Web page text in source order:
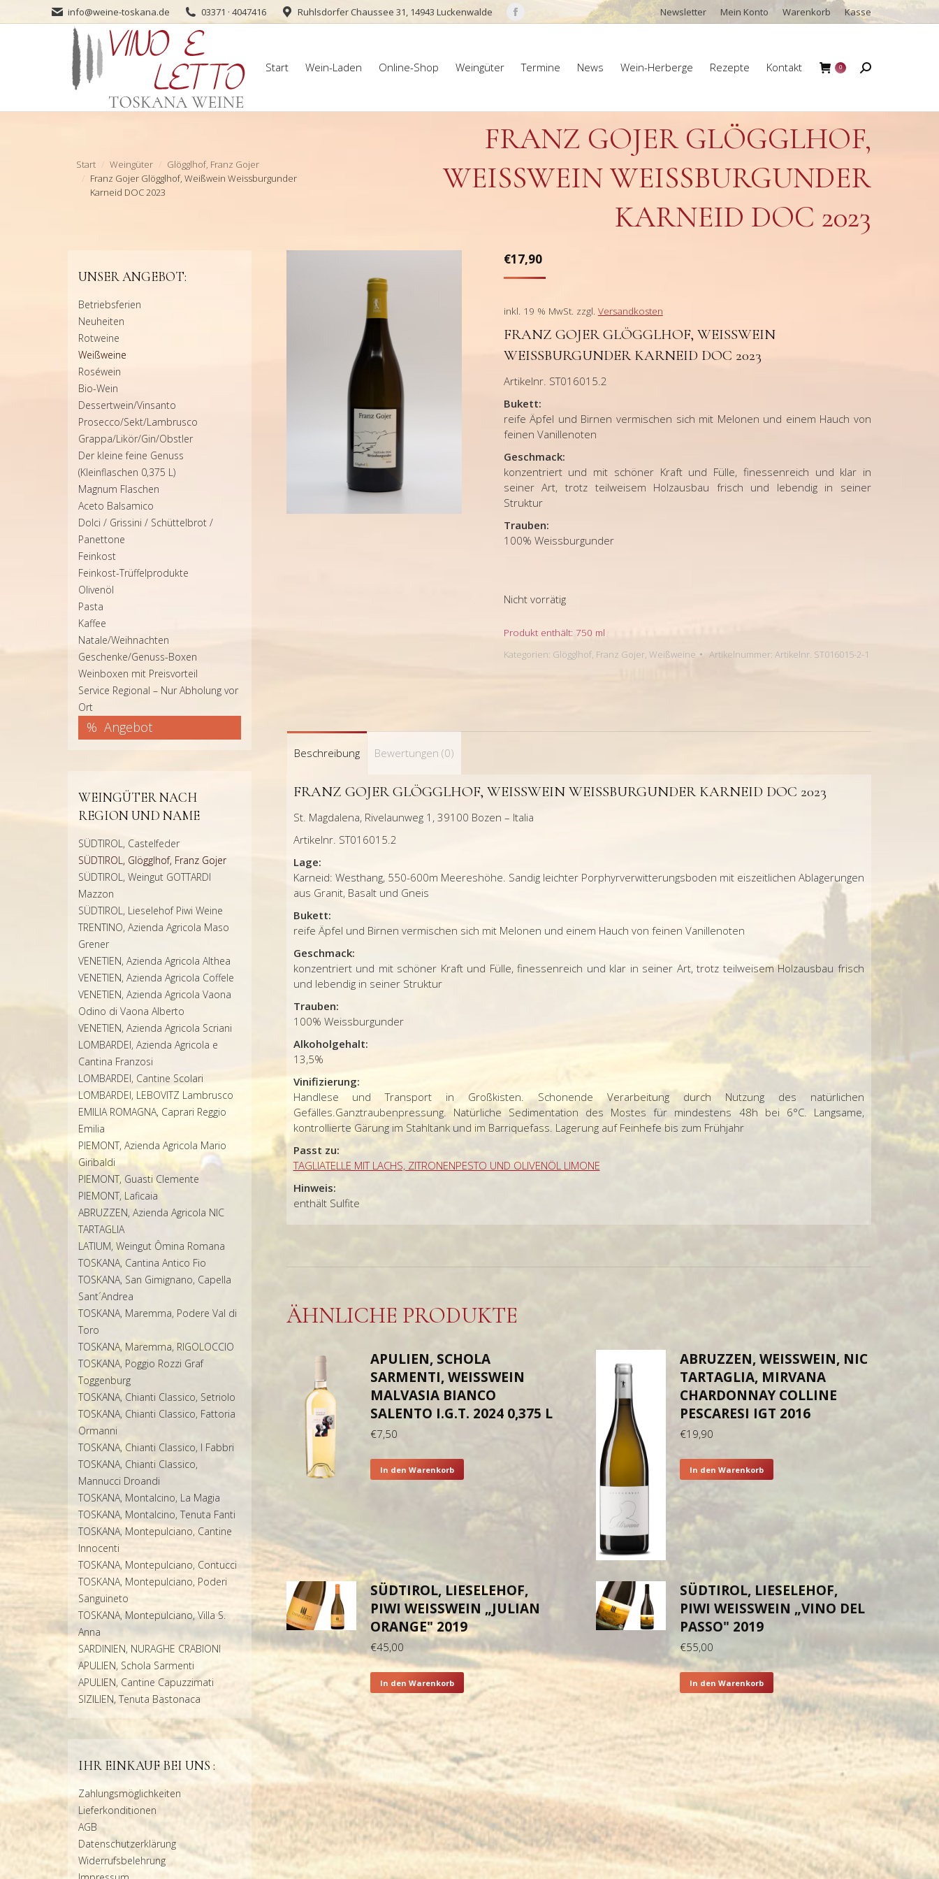
info@weine-toskana.de 03371 · 4047416 Ruhlsdorfer Chaussee 31, 14943 Luckenwalde
Facebook
window
Newsletter Mein Konto Warenkorb Kasse
Start Wein-Laden Online-Shop Weingüter Termine News Wein-Herberge Rezepte Kontakt 0 Search:
Sie befinden sich hier:
Start Weingüter
Glögglhof, Franz Gojer
Franz Gojer Glögglhof, Weißwein Weissburgunder
Karneid DOC 2023
FRANZ GOJER GLÖGGLHOF,
WEISSWEIN WEISSBURGUNDER K
ARNEID DOC 2023
€17,90
inkl. 19 % MwSt. zzgl. Versandkosten
FRANZ GOJER GLÖGGLHOF, WEISSWEIN W
EISSBURGUNDER KARNEID DOC 2023
Artikelnr. ST016015.2
Bukett:
reife Äpfel und Birnen vermischen sich mit Melonen und einem Hauch von
feinen Vanillenoten
Geschmack:
konzentriert und mit schöner Kraft und Fülle, finessenreich und klar in
seiner Art, trotz teilweisem Holzausbau frisch und lebendig in seiner
Struktur
Trauben:
100% Weissburgunder
Nicht vorrätig
Produkt enthält: 750 ml
Kategorien: Glögglhof, Franz Gojer, Weißweine Artikelnummer: Artikelnr. ST016015-2-1
Beschreibung Bewertungen (0)
FRANZ GOJER GLÖGGLHOF, WEISSWEIN WEISSBURGUNDER KARNEID DOC 2023
St. Magdalena, Rivelaunweg 1, 39100 Bozen – Italia
Artikelnr. ST016015.2
Lage:
Karneid: Westhang, 550-600m Meereshöhe. Sandig leichter Porphyrverwitterungsboden mit eiszeitlichen Ablagerungen
aus Granit, Basalt und Gneis
Bukett:
reife Äpfel und Birnen vermischen sich mit Melonen und einem Hauch von feinen Vanillenoten
Geschmack:
konzentriert und mit schöner Kraft und Fülle,finessenreich und klar in seiner Art, trotz teilweisem Holzausbau frisch
und lebendig in seiner Struktur
Trauben:
100% Weissburgunder
Alkoholgehalt:
13,5%
Vinifizierung:
Handlese undTransport in Großkisten. Schonende Verarbeitung durch Nutzung des natürlichen
Gefälles.Ganztraubenpressung. Natürliche Sedimentation des Mostesfür mindestens 48h bei 6°C. Langsame,
kontrollierte Gärung im Stahltank und im Barriquefass. Lagerung auf Feinhefe bis zum Frühjahr
Passt zu:
TAGLIATELLE MIT LACHS, ZITRONENPESTO UND OLIVENÖL LIMONE
Hinweis:
enthält Sulfite
ÄHNLICHE PRODUKTE
APULIEN, SCHOLA
SARMENTI, WEISSWEIN M
ALVASIA BIANCO S
ALENTO I.G.T. 2024 0,375 L
€7,50
In den Warenkorb
ABRUZZEN, WEISSWEIN, NIC T
ARTAGLIA, MIRVANA C
HARDONNAY COLLINE P
ESCARESI IGT 2016
€19,90
In den Warenkorb
SÜDTIROL, LIESELEHOF,
PIWI WEISSWEIN „JULIAN O
RANGE" 2019
€45,00
In den Warenkorb
SÜDTIROL, LIESELEHOF,
PIWI WEISSWEIN „VINO DEL P
ASSO" 2019
€55,00
In den Warenkorb
UNSER ANGEBOT:
Betriebsferien
Neuheiten
Rotweine
Weißweine
Roséwein
Bio-Wein
Dessertwein/Vinsanto
Prosecco/Sekt/Lambrusco
Grappa/Likör/Gin/Obstler
Der kleine feine Genuss
(Kleinflaschen 0,375 L)
Magnum Flaschen
Aceto Balsamico
Dolci / Grissini / Schüttelbrot /
Panettone
Feinkost
Feinkost-Trüffelprodukte
Olivenöl
Pasta
Kaffee
Natale/Weihnachten
Geschenke/Genuss-Boxen
Weinboxen mit Preisvorteil
Service Regional – Nur Abholung vor
Ort
Angebot
WEINGÜTER NACH
REGION UND NAME
SÜDTIROL, Castelfeder
SÜDTIROL, Glögglhof, Franz Gojer
SÜDTIROL, Weingut GOTTARDI
Mazzon
SÜDTIROL, Lieselehof Piwi Weine
TRENTINO, Azienda Agricola Maso
Grener
VENETIEN, Azienda Agricola Althea
VENETIEN, Azienda Agricola Coffele
VENETIEN, Azienda Agricola Vaona
Odino di Vaona Alberto
VENETIEN, Azienda Agricola Scriani
LOMBARDEI, Azienda Agricola e
Cantina Franzosi
LOMBARDEI, Cantine Scolari
LOMBARDEI, LEBOVITZ Lambrusco
EMILIA ROMAGNA, Caprari Reggio
Emilia
PIEMONT, Azienda Agricola Mario
Giribaldi
PIEMONT, Guasti Clemente
PIEMONT, Laficaia
ABRUZZEN, Azienda Agricola NIC
TARTAGLIA
LATIUM, Weingut Ômina Romana
TOSKANA, Cantina Antico Fio
TOSKANA, San Gimignano, Capella
Sant´Andrea
TOSKANA, Maremma, Podere Val di
Toro
TOSKANA, Maremma, RIGOLOCCIO
TOSKANA, Poggio Rozzi Graf
Toggenburg
TOSKANA, Chianti Classico, Setriolo
TOSKANA, Chianti Classico, Fattoria
Ormanni
TOSKANA, Chianti Classico, I Fabbri
TOSKANA, Chianti Classico,
Mannucci Droandi
TOSKANA, Montalcino, La Magia
TOSKANA, Montalcino, Tenuta Fanti
TOSKANA, Montepulciano, Cantine
Innocenti
TOSKANA, Montepulciano, Contucci
TOSKANA, Montepulciano, Poderi
Sanguineto
TOSKANA, Montepulciano, Villa S.
Anna
SARDINIEN, NURAGHE CRABIONI
APULIEN, Schola Sarmenti
APULIEN, Cantine Capuzzimati
SIZILIEN, Tenuta Bastonaca
IHR EINKAUF BEI UNS :
Zahlungsmöglichkeiten
Lieferkonditionen
AGB
Datenschutzerklärung
Widerrufsbelehrung